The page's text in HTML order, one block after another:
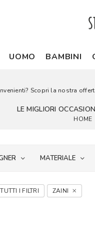
UOMO BAMBINI
Scopri la nostra
LE MIGLIORI
HOME
MATERIALE
I FILTRI ZAINI